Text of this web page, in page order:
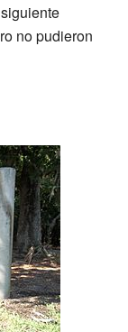
no pudieron